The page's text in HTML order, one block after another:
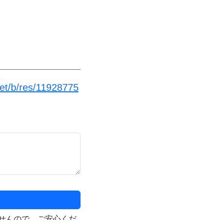
b/res/11928775